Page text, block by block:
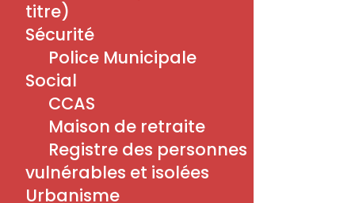
Menu
Logement
Mairie
Mobilité
Santé
Social
Sécurité
titre)
Sécurité
Police Municipale
Social
CCAS
Maison de retraite
Registre des personnes
vulnérables et isolées
Urbanisme